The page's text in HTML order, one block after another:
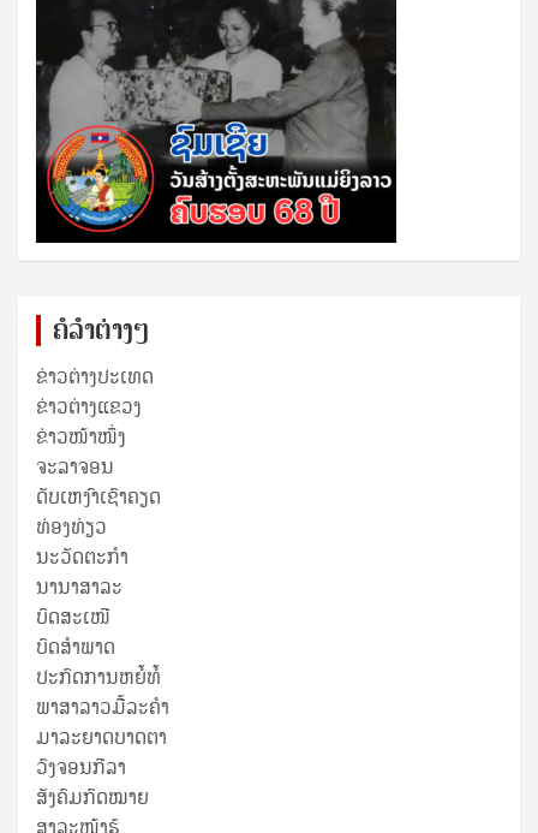
ຄໍລຳຕ່າງໆ
ຂ່າວຕ່າງປະເທດ
ຂ່າວ​ຕ່າງ​ແຂວງ
ຂ່າວໜ້າໜຶ່ງ
ຈະລາຈອນ
ດັບເຫງົາເຊົາຄຽດ
ທ່ອງທ່ຽວ
ນະວັດຕະກໍາ
ນານາສາລະ
ບົດສະເໜີ
ບົດສໍາພາດ
ປະກົດການຫຍໍ້ທໍ້
ພາສາລາວມື້ລະຄຳ
ມາລະຍາດບາດຕາ
ວົງຈອນກີລາ
ສັງຄົມກົດໝາຍ
ສາລະໜ້າຮູ້